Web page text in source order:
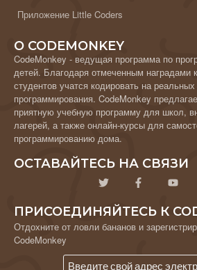
Приложение Little Coders
О CODEMONKEY
CodeMonkey - ведущая программа по
детей. Благодаря отмеченным наградами
студентов учатся кодировать на
программирования. CodeMonkey
приятную учебную программу для школ,
лагерей, а также онлайн-курсы для
программированию дома.
ОСТАВАЙТЕСЬ НА СВЯЗИ
ПРИСОЕДИНЯЙТЕСЬ К
Отдохните от ловли бананов и
CodeMonkey